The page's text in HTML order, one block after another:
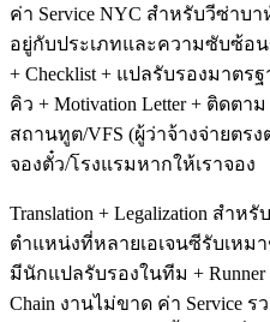
ค่า Service NYC สำหรับวีซ่าบ
อยู่กับประเภทและความซับซ้อ
+ Checklist + แปลรับรองมาตร
คิว + Motivation Letter + ติดต
สถานทูต/VFS (ผู้ว่าจ้างจ่ายตร
จองตั๋ว/โรงแรมหากให้เราจอง
Translation + Legalization สำห
ตำแหน่งที่หลายเอเจนซีรับเหม
มีนักแปลรับรองในทีม +
Chain งานไม่ขาด ค่า Service